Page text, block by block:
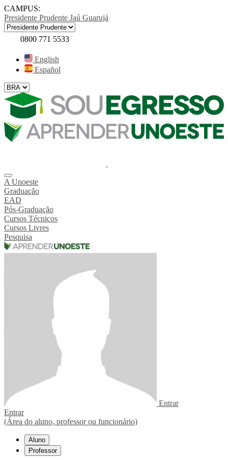
CAMPUS:
Presidente Prudente Jaú Guarujá
0800 771 5533
English
Español
A Unoeste
Graduação
EAD
Pós-Graduação
Cursos Técnicos
Cursos Livres
Pesquisa
Entrar
Entrar
(Área do aluno, professor ou funcionário)
Aluno
Professor